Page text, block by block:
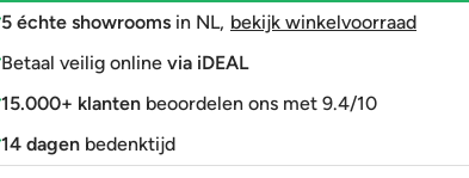
5 échte showrooms in NL, bekijk winkelvoorraad
Betaal veilig online via iDEAL
15.000+ klanten beoordelen ons met 9.4/10
14 dagen bedenktijd